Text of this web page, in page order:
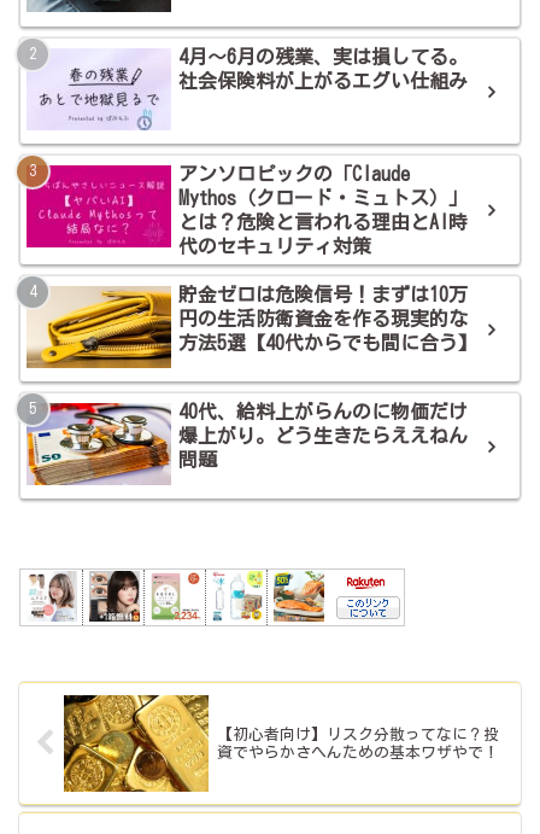
4月～6月の残業、実は損してる。
社会保険料が上がるエグい仕組み
アンソロピックの「Claude
Mythos（クロード・ミュトス）」
とは？危険と言われる理由とAI時
代のセキュリティ対策
貯金ゼロは危険信号！まずは10万
円の生活防衛資金を作る現実的な
方法5選【40代からでも間に合う】
40代、給料上がらんのに物価だけ
爆上がり。どう生きたらええねん
問題
【初心者向け】リスク分散ってなに？投
資でやらかさへんための基本ワザやで！